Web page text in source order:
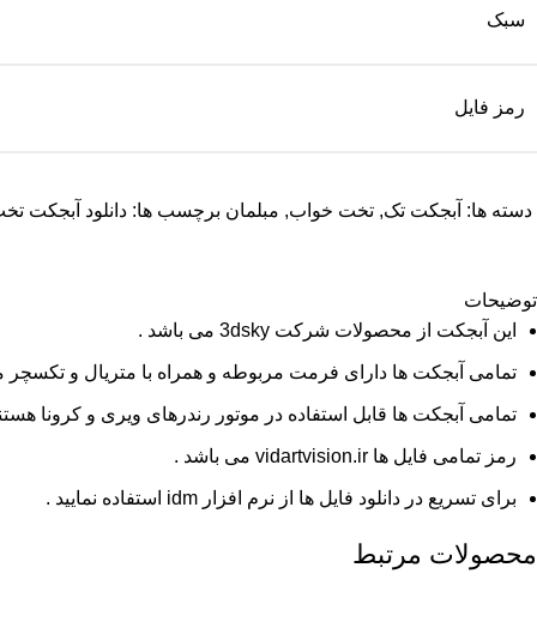
سبک
رمز فایل
دسته ها: آبجکت تک, تخت خواب, مبلمان برچسب ها: دانلود آبجکت
توضیحات
این آبجکت از محصولات شرکت 3dsky می باشد .
تمامی آبجکت ها دارای فرمت مربوطه و همراه با متریال و تکسچر
تمامی آبجکت ها قابل استفاده در موتور رندرهای ویری و کرونا
رمز تمامی فایل ها vidartvision.ir می باشد .
برای تسریع در دانلود فایل ها از نرم افزار idm استفاده نمایید .
محصولات مرتبط